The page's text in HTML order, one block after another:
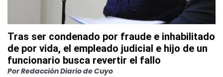
Tras ser condenado por fraude e inhabilitado
de por vida, el empleado judicial e hijo de un
funcionario busca revertir el fallo
PorRedacción Diario de Cuyo